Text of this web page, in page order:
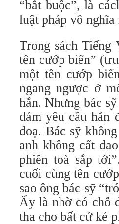
“bắt buộc”, là
luật pháp vô nghĩa
Trong sách Tiếng
tên cướp biển”
một tên cướp
ngang ngược ở
hắn. Nhưng bác
dám yêu cầu hắn
doạ. Bác sỹ
anh không cất
phiên toà sắp
cuối cùng tên
sao ông bác sỹ
Ấy là nhờ có chỗ
tha cho bất cứ kẻ